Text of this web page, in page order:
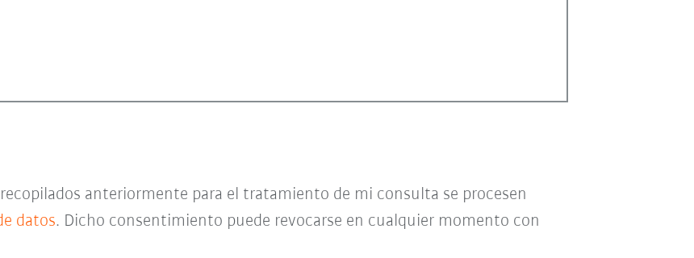
anteriormente para el tratamiento de mi consulta se procesen
datos. Dicho consentimiento puede revocarse en cualquier momento con